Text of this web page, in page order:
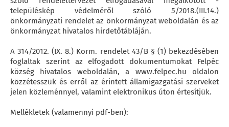
településkép védelméről szóló 5/2018.(III.14.)
önkormányzati rendelet az önkormányzat weboldalán és az
önkormányzat hivatalos hirdetőtábláján.
A 314/2012. (IX. 8.) Korm. rendelet 43/B § (1) bekezdésében
foglaltak szerint az elfogadott dokumentumokat Felpéc
község hivatalos weboldalán, a www.felpec.hu oldalon
közzétesszük és erről az érintett államigazgatási szerveket
jelen közleménnyel, valamint elektronikus úton értesítjük.
Mellékletek (valamennyi pdf-ben):